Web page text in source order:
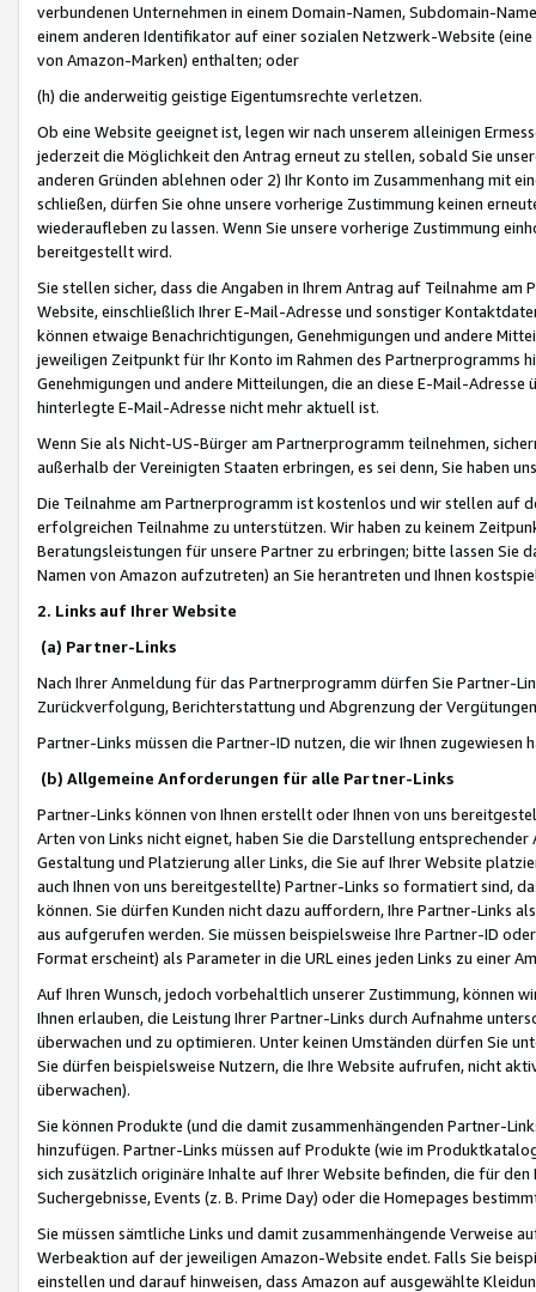
verbundenen Unternehmen in einem Domain-Namen, Subdomain-
einem anderen Identifikator auf einer sozialen Netzwerk-Website
von Amazon-Marken) enthalten; oder
(h) die anderweitig geistige Eigentumsrechte verletzen.
Ob eine Website geeignet ist, legen wir nach unserem alleinigen
jederzeit die Möglichkeit den Antrag erneut zu stellen, sobald Sie
anderen Gründen ablehnen oder 2) Ihr Konto im Zusammenhang mit
schließen, dürfen Sie ohne unsere vorherige Zustimmung keinen
wiederaufleben zu lassen. Wenn Sie unsere vorherige Zustimmung
bereitgestellt wird.
Sie stellen sicher, dass die Angaben in Ihrem Antrag auf Teilnahme
Website, einschließlich Ihrer E-Mail-Adresse und sonstiger
können etwaige Benachrichtigungen, Genehmigungen und andere
jeweiligen Zeitpunkt für Ihr Konto im Rahmen des Partnerprogramms
Genehmigungen und andere Mitteilungen, die an diese E-Mail-
hinterlegte E-Mail-Adresse nicht mehr aktuell ist.
Wenn Sie als Nicht-US-Bürger am Partnerprogramm teilnehmen,
außerhalb der Vereinigten Staaten erbringen, es sei denn, Sie haben
Die Teilnahme am Partnerprogramm ist kostenlos und wir stellen auf
erfolgreichen Teilnahme zu unterstützen. Wir haben zu keinem
Beratungsleistungen für unsere Partner zu erbringen; bitte lassen Sie
Namen von Amazon aufzutreten) an Sie herantreten und Ihnen
2. Links auf Ihrer Website
(a) Partner-Links
Nach Ihrer Anmeldung für das Partnerprogramm dürfen Sie Partner-
Zurückverfolgung, Berichterstattung und Abgrenzung der
Partner-Links müssen die Partner-ID nutzen, die wir Ihnen zugewiesen
(b) Allgemeine Anforderungen für alle Partner-Links
Partner-Links können von Ihnen erstellt oder Ihnen von uns
Arten von Links nicht eignet, haben Sie die Darstellung
Gestaltung und Platzierung aller Links, die Sie auf Ihrer Website
auch Ihnen von uns bereitgestellte) Partner-Links so formatiert sind,
können. Sie dürfen Kunden nicht dazu auffordern, Ihre Partner-Links
aus aufgerufen werden. Sie müssen beispielsweise Ihre Partner-ID
Format erscheint) als Parameter in die URL eines jeden Links zu einer
Auf Ihren Wunsch, jedoch vorbehaltlich unserer Zustimmung, können
Ihnen erlauben, die Leistung Ihrer Partner-Links durch Aufnahme
überwachen und zu optimieren. Unter keinen Umständen dürfen Sie
Sie dürfen beispielsweise Nutzern, die Ihre Website aufrufen, nicht
überwachen).
Sie können Produkte (und die damit zusammenhängenden Partner-
hinzufügen. Partner-Links müssen auf Produkte (wie im
sich zusätzlich originäre Inhalte auf Ihrer Website befinden, die für
Suchergebnisse, Events (z. B. Prime Day) oder die Homepages
Sie müssen sämtliche Links und damit zusammenhängende
Werbeaktion auf der jeweiligen Amazon-Website endet. Falls Sie
einstellen und darauf hinweisen, dass Amazon auf ausgewählte